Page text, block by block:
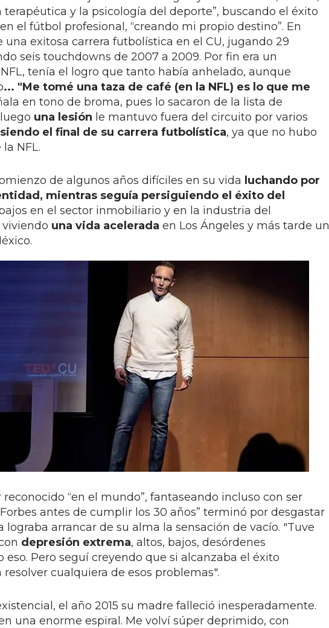
terapéutica y la psicología del deporte”, buscando el éxito
el fútbol profesional, “creando mi propio destino”. En
una exitosa carrera futbolística en el CU, jugando 29
seis touchdowns de 2007 a 2009. Por fin era un
tenía el logro que tanto había anhelado, aunque
... "Me tomé una taza de café (en la NFL) es lo que me
en tono de broma, pues lo sacaron de la lista de
una lesión le mantuvo fuera del circuito por varios
el final de su carrera futbolística, ya que no hubo
NFL.
de algunos años difíciles en su vida luchando por
mientras seguía persiguiendo el éxito del
en el sector inmobiliario y en la industria del
una vida acelerada en Los Ángeles y más tarde un
“en el mundo”, fantaseando incluso con ser
antes de cumplir los 30 años” terminó por desgastar
lograba arrancar de su alma la sensación de vacío. "Tuve
depresión extrema, altos, bajos, desórdenes
eso. Pero seguí creyendo que si alcanzaba el éxito
cualquiera de esos problemas".
el año 2015 su madre falleció inesperadamente.
una enorme espiral. Me volví súper deprimido, con